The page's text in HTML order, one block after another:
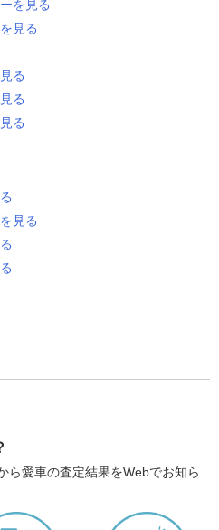
を見る
見る
る
る
る
見る
ら愛車の査定結果をWebでお知ら